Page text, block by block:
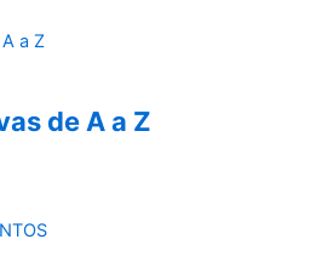
de A a Z